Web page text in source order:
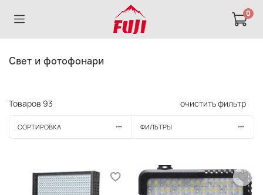
0
Свет и фотофонари
Товаров 93 очистить фильтр
СОРТИРОВКА ФИЛЬТРЫ